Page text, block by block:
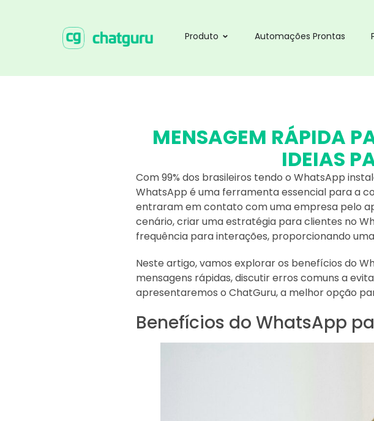
Produto Automações Prontas
MENSAGEM RÁPIDA
IDEIAS
Com 99% dos brasileiros tendo o WhatsApp
WhatsApp é uma ferramenta essencial para a
entraram em contato com uma empresa pelo
cenário, criar uma estratégia para clientes no
frequência para interações, proporcionando
Neste artigo, vamos explorar os benefícios do
mensagens rápidas, discutir erros comuns a
apresentaremos o ChatGuru, a melhor opção
Benefícios do WhatsApp